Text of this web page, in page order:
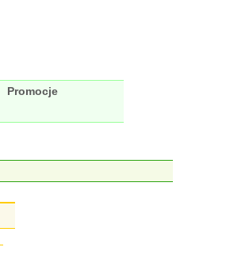
Promocje